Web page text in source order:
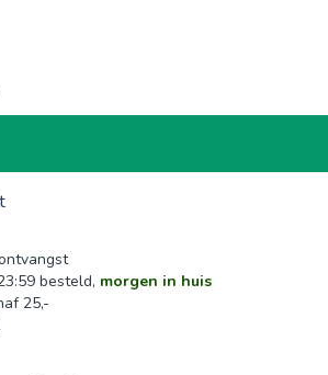
besteld, morgen in huis
25,-